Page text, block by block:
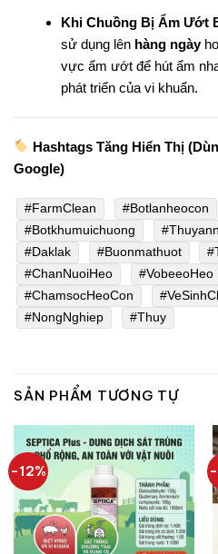
Khi Chuồng Bị Ẩm Ướt
sử dụng lên hàng ngày
vực ẩm ướt để hút ẩm
phát triển của vi khuẩn.
Hashtags Tăng Hiển Thị
Google)
#FarmClean #Botlanheocon
#Botkhumuichuong
#Daklak
#Buonmathuot
#ChanNuoiHeo
#VobeeoHeo
#ChamsocHeoCon
#NongNghiep
#Thuy
SẢN PHẨM TƯƠNG TỰ
-12% -